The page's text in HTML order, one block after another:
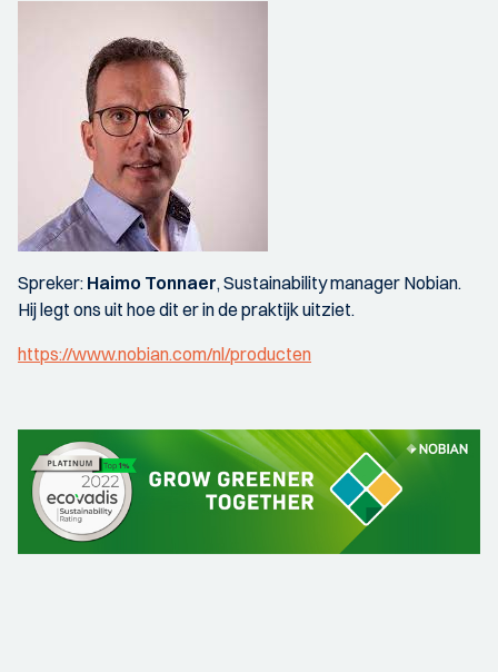
Spreker: Haimo Tonnaer, Sustainability manager Nobian.
Hij legt ons uit hoe dit er in de praktijk uitziet.
https://www.nobian.com/nl/producten